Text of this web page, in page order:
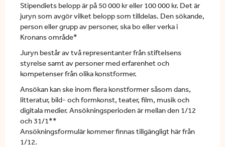
Stipendiets belopp är på 50 000 kr eller 100 000 kr. Det är
juryn som avgör vilket belopp som tilldelas. Den sökande,
person eller grupp av personer, ska bo eller verka i
Kronans område*
Juryn består av två representanter från stiftelsens
styrelse samt av personer med erfarenhet och
kompetenser från olika konstformer.
Ansökan kan ske inom flera konstformer såsom dans,
litteratur, bild- och formkonst, teater, film, musik och
digitala medier. Ansökningsperioden är mellan den 1/12
och 31/1**
Ansökningsformulär kommer finnas tillgängligt härfrån
1/12.